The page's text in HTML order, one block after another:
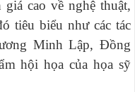
cao về nghệ thuật,
tiêu biểu như các tác
Minh Lập, Đồng
hội họa của họa sỹ